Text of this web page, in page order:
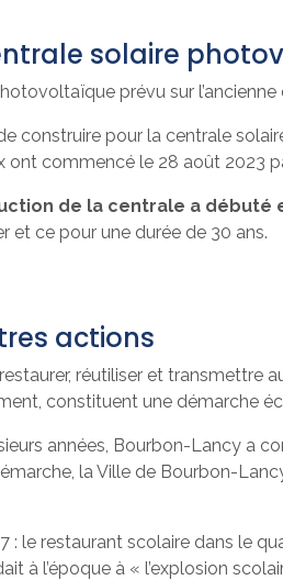
solaire
prévu sur
construire pour la centrale
ont commencé le 28 août 2023
de la centrale a débuté
et ce pour une durée de 30 ans.
actions
restaurer, réutiliser et
constituent une démarche
années, Bourbon-Lancy a
la Ville de Bourbon-
: le restaurant scolaire dans le
à l’époque à « l’explosion